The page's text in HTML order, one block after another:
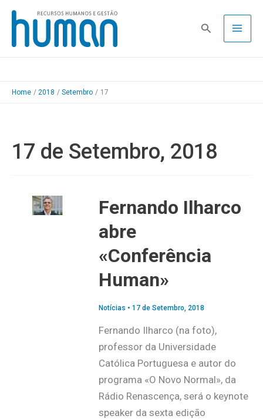
Skip
content
Pesquisa
Home 2018 Setembro 17
17 de Setembro, 2018
Fernando Ilharco
abre
«Conferência
Human»
Notícias • 17 de Setembro, 2018
Fernando Ilharco (na foto),
professor da Universidade
Católica Portuguesa e autor do
programa «O Novo Normal», da
Rádio Renascença, será o keynote
speaker da sexta edição